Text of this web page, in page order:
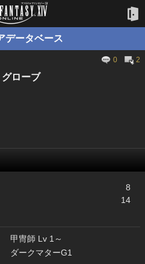
データベース
0 2
ローブ
8
14
甲冑師 Lv 1～
ダークマターG1